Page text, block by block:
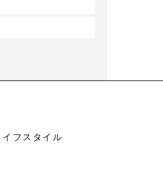
イフスタイル